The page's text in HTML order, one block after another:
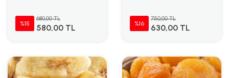
%15
680,00 TL
580,00 TL %16
750,00 TL
630,00 TL